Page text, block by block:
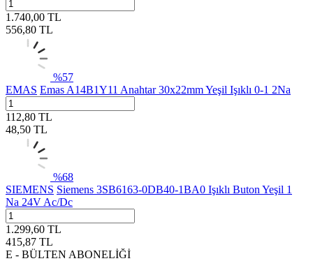
1.740,00 TL
556,80 TL
%57
EMAS Emas A14B1Y11 Anahtar 30x22mm Yeşil Işıklı 0-1 2Na
112,80 TL
48,50 TL
%68
SIEMENS Siemens 3SB6163-0DB40-1BA0 Işıklı Buton Yeşil 1
Na 24V Ac/Dc
1.299,60 TL
415,87 TL
E - BÜLTEN ABONELİĞİ